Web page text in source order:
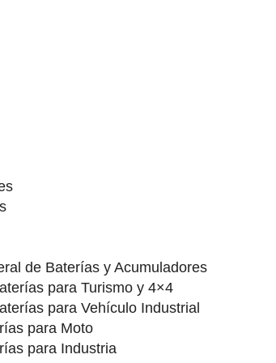
de Baterías y Acumuladores
para Turismo y 4×4
para Vehículo Industrial
para Moto
para Industria